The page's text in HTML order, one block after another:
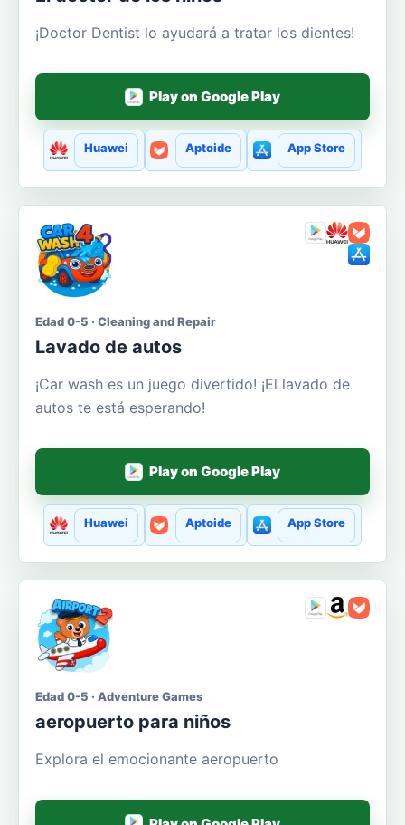
¡Doctor Dentist lo ayudará a tratar los dientes!
Play on Google Play
Huawei Aptoide App Store
Edad 0-5 · Cleaning and Repair
Lavado de autos
¡Car wash es un juego divertido! ¡El lavado de
autos te está esperando!
Play on Google Play
Huawei Aptoide App Store
Edad 0-5 · Adventure Games
aeropuerto para niños
Explora el emocionante aeropuerto